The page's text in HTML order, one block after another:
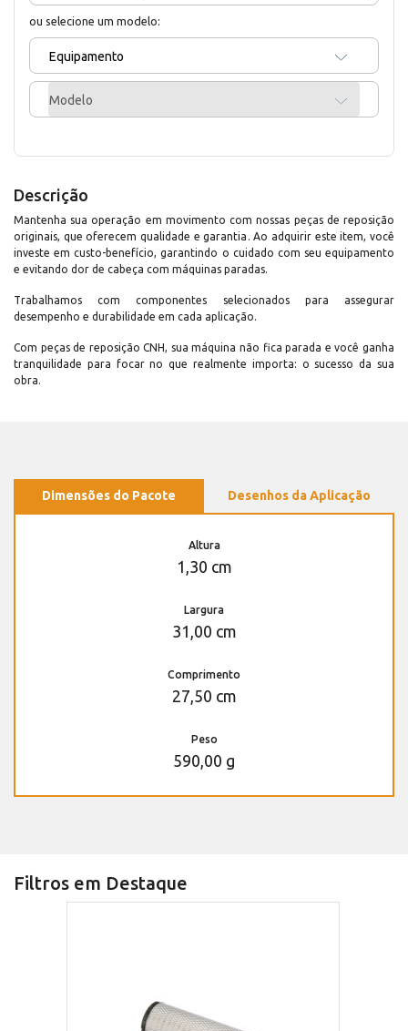
ou selecione um modelo:
Equipamento
Modelo
Descrição
Mantenha sua operação em movimento com nossas peças de reposição
originais, que oferecem qualidade e garantia. Ao adquirir este item, você
investe em custo-benefício, garantindo o cuidado com seu equipamento
e evitando dor de cabeça com máquinas paradas.
Trabalhamos com componentes selecionados para assegurar
desempenho e durabilidade em cada aplicação.
Com peças de reposição CNH, sua máquina não fica parada e você ganha
tranquilidade para focar no que realmente importa: o sucesso da sua
obra.
Dimensões do Pacote Desenhos da Aplicação
Altura
1,30 cm
Largura
31,00 cm
Comprimento
27,50 cm
Peso
590,00 g
Filtros em Destaque